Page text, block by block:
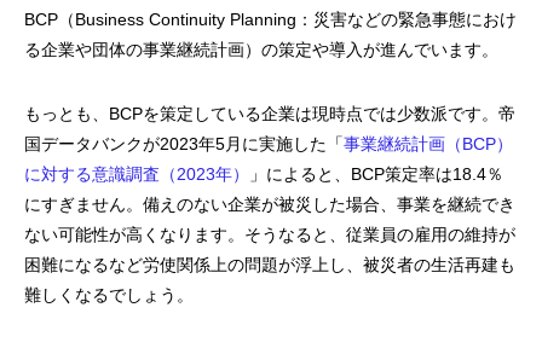
BCP（Business Continuity Planning：災害などの緊急事態におけ
る企業や団体の事業継続計画）の策定や導入が進んでいます。
もっとも、BCPを策定している企業は現時点では少数派です。帝
国データバンクが2023年5月に実施した「事業継続計画（BCP）
に対する意識調査（2023年）
」によると、BCP策定率は18.4％
にすぎません。備えのない企業が被災した場合、事業を継続でき
ない可能性が高くなります。そうなると、従業員の雇用の維持が
困難になるなど労使関係上の問題が浮上し、被災者の生活再建も
難しくなるでしょう。